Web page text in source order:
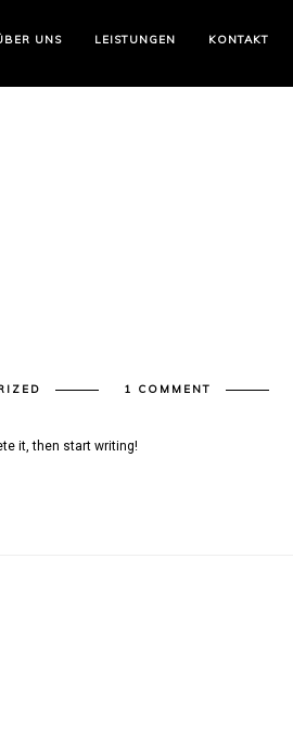
UNS LEISTUNGEN KONTAKT
1 COMMENT
it, then start writing!